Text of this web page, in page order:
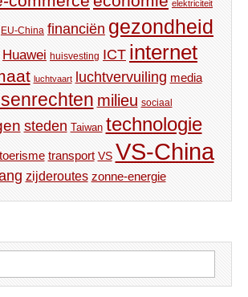
elektriciteit
EU-China financiën gezondheid
Huawei huisvesting ICT internet
luchtvaart luchtvervuiling media
milieu sociaal
steden Taiwan technologie
toerisme transport VS VS-China
zijderoutes zonne-energie